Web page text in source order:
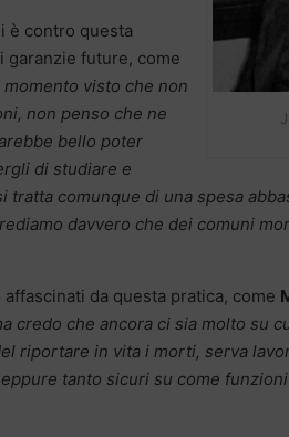
è contro questa
garanzie future, come
momento visto che non
non penso che ne
bello poter
di studiare e
comunque di una spesa
davvero che dei comuni
da questa pratica, come
credo che ancora ci sia molto su
riportare in vita i morti, serva
tanto sicuri su come funzioni